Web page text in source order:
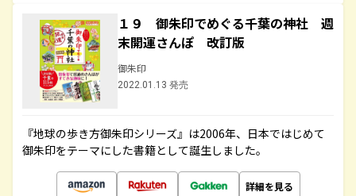
１９ 御朱印でめぐる千葉の神社 週
末開運さんぽ 改訂版
御朱印
2022.01.13 発売
『地球の歩き方御朱印シリーズ』は2006年、日本ではじめて
御朱印をテーマにした書籍として誕生しました。
詳細を見る